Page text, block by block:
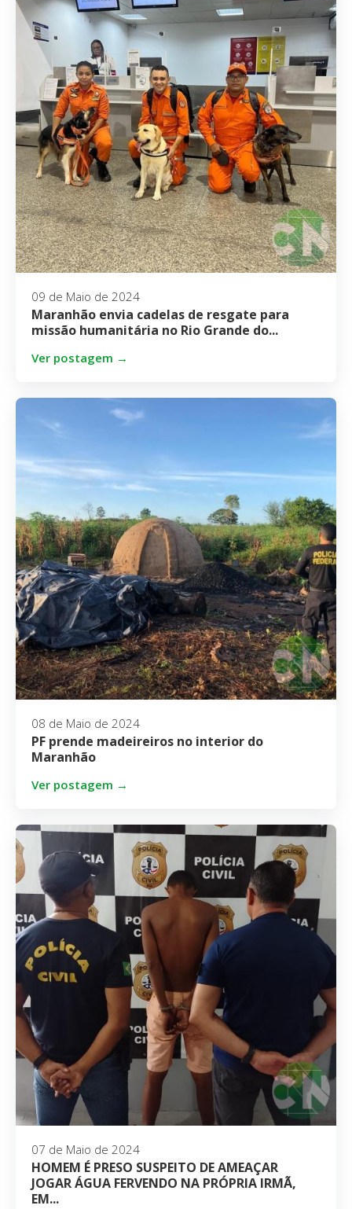
09 de Maio de 2024
Maranhão envia cadelas de resgate para
missão humanitária no Rio Grande do...
Ver postagem →
08 de Maio de 2024
PF prende madeireiros no interior do
Maranhão
Ver postagem →
07 de Maio de 2024
HOMEM É PRESO SUSPEITO DE AMEAÇAR
JOGAR ÁGUA FERVENDO NA PRÓPRIA IRMÃ,
EM...